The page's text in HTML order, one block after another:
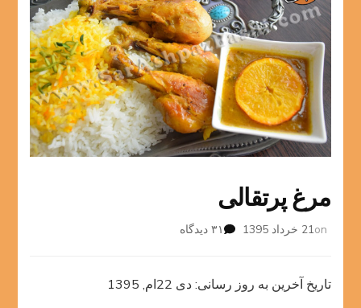
مرغ پرتقالی
on21 خرداد 1395 ۳۱ دیدگاه
تاریخ آخرین به روز رسانی: دی 22ام, 1395